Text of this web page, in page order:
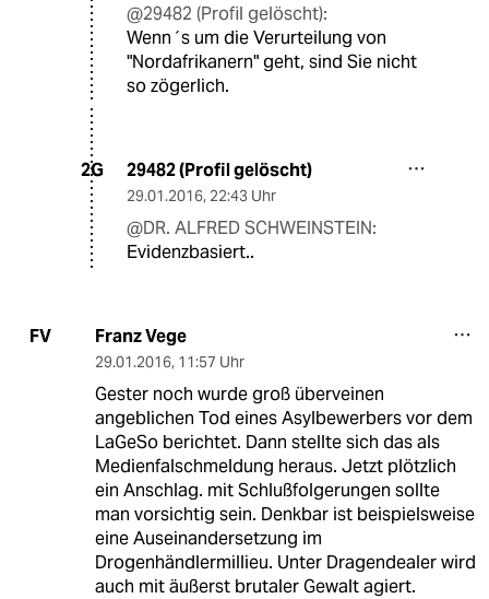
@29482 (Profil gelöscht):
Wenn´s um die Verurteilung von
"Nordafrikanern" geht, sind Sie nicht
so zögerlich.
2G 29482 (Profil gelöscht)
29.01.2016, 22:43 Uhr
@DR. ALFRED SCHWEINSTEIN:
Evidenzbasiert..
FV Franz Vege
29.01.2016, 11:57 Uhr
Gester noch wurde groß überveinen
angeblichen Tod eines Asylbewerbers vor dem
LaGeSo berichtet. Dann stellte sich das als
Medienfalschmeldung heraus. Jetzt plötzlich
ein Anschlag. mit Schlußfolgerungen sollte
man vorsichtig sein. Denkbar ist beispielsweise
eine Auseinandersetzung im
Drogenhändlermillieu. Unter Dragendealer wird
auch mit äußerst brutaler Gewalt agiert.